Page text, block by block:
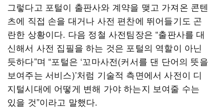
그렇다고 포털이 출판사와 계약을 맺고 가져온 콘텐
츠에 직접 손을 대거나 사전 편찬에 뛰어들기도 곤
란한 상황이다. 다음 정철 사전팀장은 “출판사를 대
신해서 사전 집필을 하는 것은 포털의 역할이 아닌
듯하다”며 “포털은 ‘꼬마사전(커서를 댄 단어의 뜻을
보여주는 서비스)’처럼 기술적 측면에서 사전이 디
지털시대에 어떻게 변해 가야 하는지 보여줄 수는
있을 것”이라고 말했다.